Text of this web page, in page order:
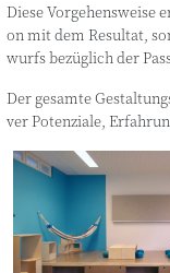
Die­se
on mit dem Resul­tat,
wurfs bezüg­lich der
Der gesam­te
ver Poten­zia­le,